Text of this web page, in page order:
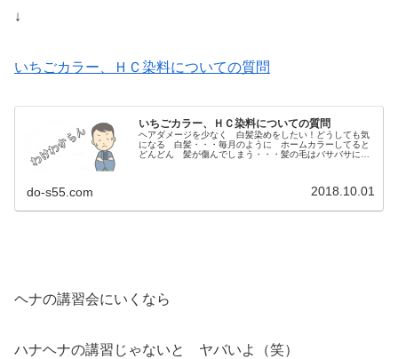
↓
いちごカラー、ＨＣ染料についての質問
いちごカラー、ＨＣ染料についての質問
ヘアダメージを少なく 白髪染めをしたい！どうしても気
になる 白髪・・・毎月のように ホームカラーしてると
どんどん 髪が傷んでしまう・・・髪の毛はバサバサにな
do-s55.com 2018.10.01
ヘナの講習会にいくなら
ハナヘナの講習じゃないと ヤバいよ（笑）